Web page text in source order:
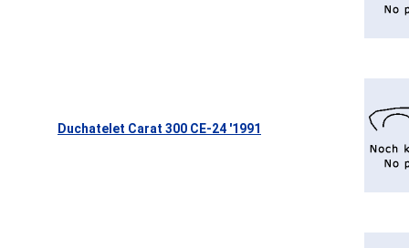
Duchatelet Carat 300 CE-24 '1991